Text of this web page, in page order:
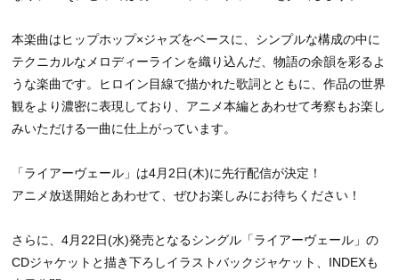
本楽曲はヒップホップ×ジャズをベースに、シンプルな構成の中に
テクニカルなメロディーラインを織り込んだ、物語の余韻を彩るよ
うな楽曲です。ヒロイン目線で描かれた歌詞とともに、作品の世界
観をより濃密に表現しており、アニメ本編とあわせて考察もお楽し
みいただける一曲に仕上がっています。
「ライアーヴェール」は4月2日(木)に先行配信が決定！
アニメ放送開始とあわせて、ぜひお楽しみにお待ちください！
さらに、4月22日(水)発売となるシングル「ライアーヴェール」の
CDジャケットと描き下ろしイラストバックジャケット、INDEXも